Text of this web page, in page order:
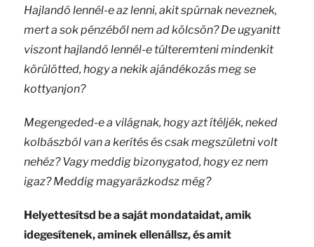
Hajlandó lennél-e az lenni, akit spúrnak neveznek,
mert a sok pénzéből nem ad kölcsön? De ugyanitt
viszont hajlandó lennél-e túlteremteni mindenkit
körülötted, hogy a nekik ajándékozás meg se
kottyanjon?
Megengeded-e a világnak, hogy azt ítéljék, neked
kolbászból van a kerítés és csak megszületni volt
nehéz? Vagy meddig bizonygatod, hogy ez nem
igaz? Meddig magyarázkodsz még?
Helyettesítsd be a saját mondataidat, amik
idegesítenek, aminek ellenállsz, és amit